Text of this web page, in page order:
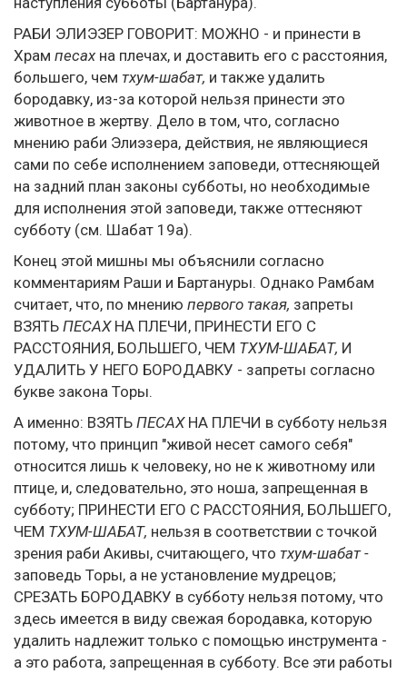
РАБИ ЭЛИЭЗЕР ГОВОРИТ: МОЖНО - и принести в
Храм песах на плечах, и доставить его с расстояния,
большего, чем тхум-шабат, и также удалить
бородавку, из-за которой нельзя принести это
животное в жертву. Дело в том, что, согласно
мнению раби Элиэзера, действия, не являющиеся
сами по себе исполнением заповеди, оттесняющей
на задний план законы субботы, но необходимые
для исполнения этой заповеди, также оттесняют
субботу (см. Шабат 19а).
Конец этой мишны мы объяснили согласно
комментариям Раши и Бартануры. Однако Рамбам
считает, что, по мнению первого такая, запреты
ВЗЯТЬ ПЕСАХ НА ПЛЕЧИ, ПРИНЕСТИ ЕГО С
РАССТОЯНИЯ, БОЛЬШЕГО, ЧЕМ ТХУМ-ШАБАТ, И
УДАЛИТЬ У НЕГО БОРОДАВКУ - запреты согласно
букве закона Торы.
А именно: ВЗЯТЬ ПЕСАХ НА ПЛЕЧИ в субботу нельзя
потому, что принцип "живой несет самого себя"
относится лишь к человеку, но не к животному или
птице, и, следовательно, это ноша, запрещенная в
субботу; ПРИНЕСТИ ЕГО С РАССТОЯНИЯ, БОЛЬШЕГО,
ЧЕМ ТХУМ-ШАБАТ, нельзя в соответствии с точкой
зрения раби Акивы, считающего, что тхум-шабат -
заповедь Торы, а не установление мудрецов;
СРЕЗАТЬ БОРОДАВКУ в субботу нельзя потому, что
здесь имеется в виду свежая бородавка, которую
удалить надлежит только с помощью инструмента -
а это работа, запрещенная в субботу. Все эти работы